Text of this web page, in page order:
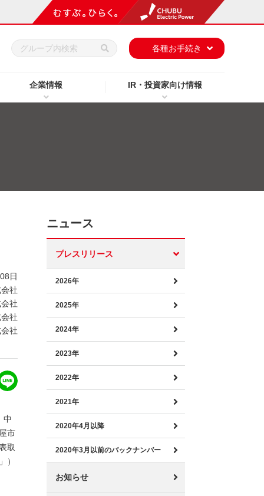
企業情報 IR・投資家向け情報
各種お手続き
日
社
社
社
社
中
市
取
）
ニュース
プレスリリース
2026年
2025年
2024年
2023年
2022年
2021年
2020年4月以降
2020年3月以前のバックナンバー
お知らせ